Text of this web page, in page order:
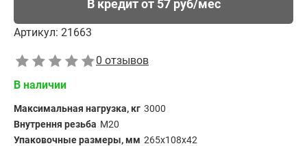
В кредит от 57 руб/мес
Артикул: 21663
0 отзывов
В наличии
Максимальная нагрузка, кг 3000
Внутрення резьба М20
Упаковочные размеры, мм 265х108х42